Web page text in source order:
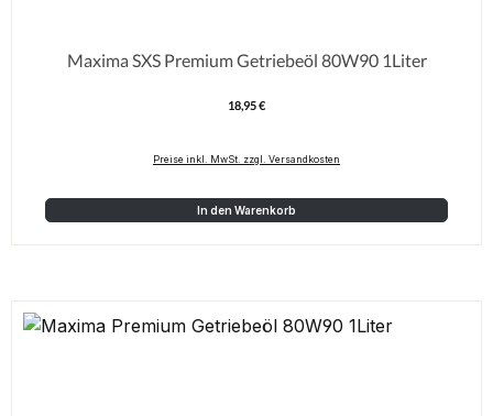
Maxima SXS Premium Getriebeöl 80W90 1Liter
Regulärer Preis:
18,95 €
Preise inkl. MwSt. zzgl. Versandkosten
In den Warenkorb